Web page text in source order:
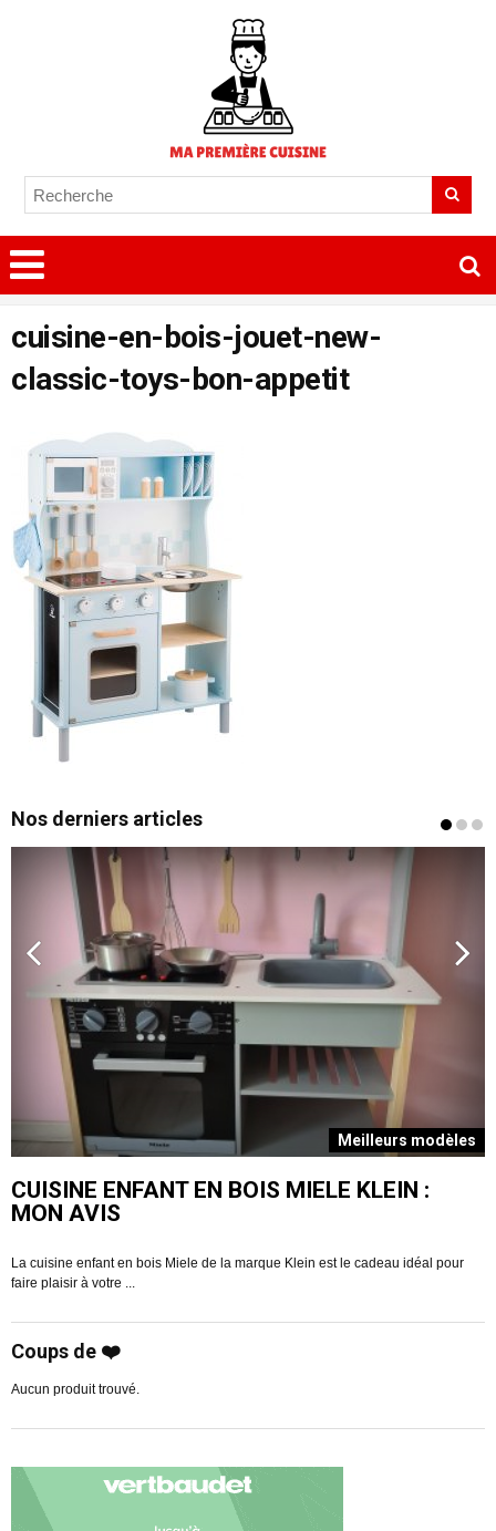
cuisine-en-bois-jouet-new-
classic-toys-bon-appetit
Nos derniers articles
Meilleurs modèles
CUISINE ENFANT EN BOIS MIELE KLEIN :
MON AVIS
La cuisine enfant en bois Miele de la marque Klein est le cadeau idéal pour
faire plaisir à votre ...
Coups de ❤️
Aucun produit trouvé.